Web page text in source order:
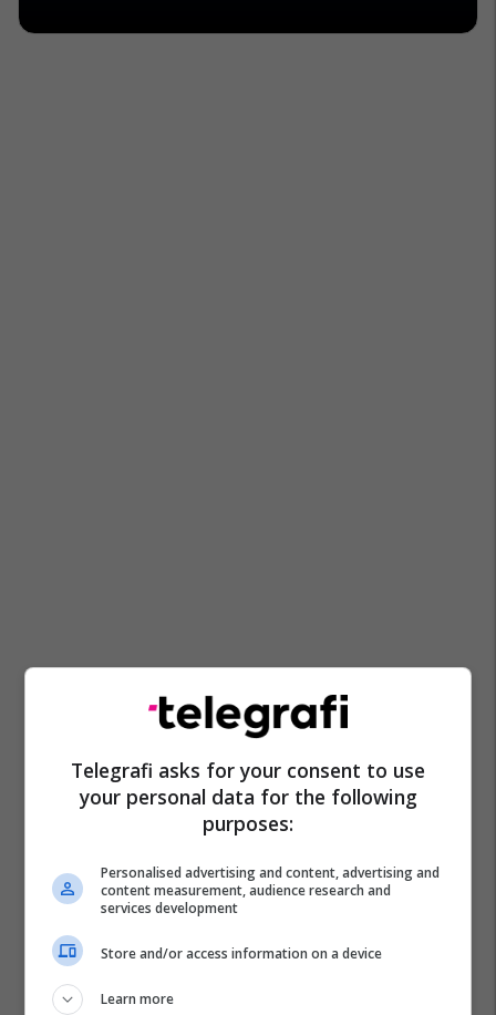
Telegrafi asks for your consent to use
your personal data for the following
purposes:
Personalised advertising and content, advertising and
content measurement, audience research and
services development
Store and/or access information on a device
Learn more